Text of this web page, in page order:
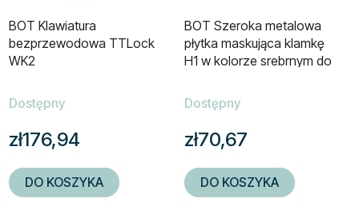
BOT Klawiatura
bezprzewodowa TTLock
WK2
Dostępny
zł176,94
DO KOSZYKA
BOT Szeroka metalowa
płytka maskująca klamkę
H1 w kolorze srebrnym do
zarysowań w drzwiach
Dostępny
zł70,67
DO KOSZYKA